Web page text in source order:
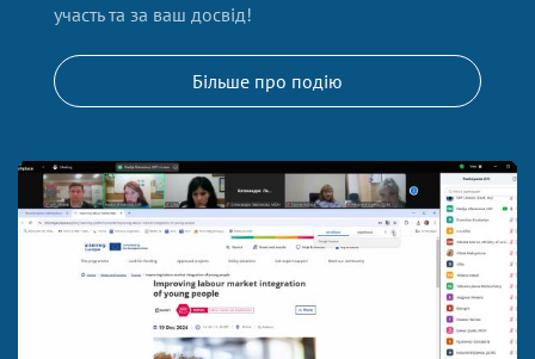
участь та за ваш досвід!
Більше про подію